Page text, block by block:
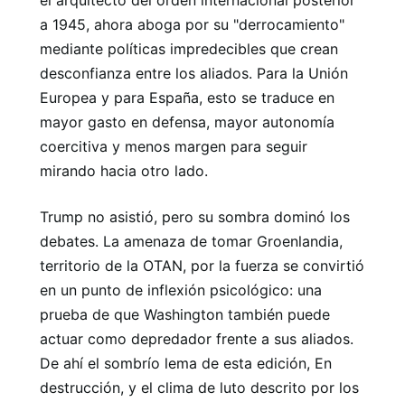
a 1945, ahora aboga por su "derrocamiento"
mediante políticas impredecibles que crean
desconfianza entre los aliados. Para la Unión
Europea y para España, esto se traduce en
mayor gasto en defensa, mayor autonomía
coercitiva y menos margen para seguir
mirando hacia otro lado.
Trump no asistió, pero su sombra dominó los
debates. La amenaza de tomar Groenlandia,
territorio de la OTAN, por la fuerza se convirtió
en un punto de inflexión psicológico: una
prueba de que Washington también puede
actuar como depredador frente a sus aliados.
De ahí el sombrío lema de esta edición, En
destrucción, y el clima de luto descrito por los